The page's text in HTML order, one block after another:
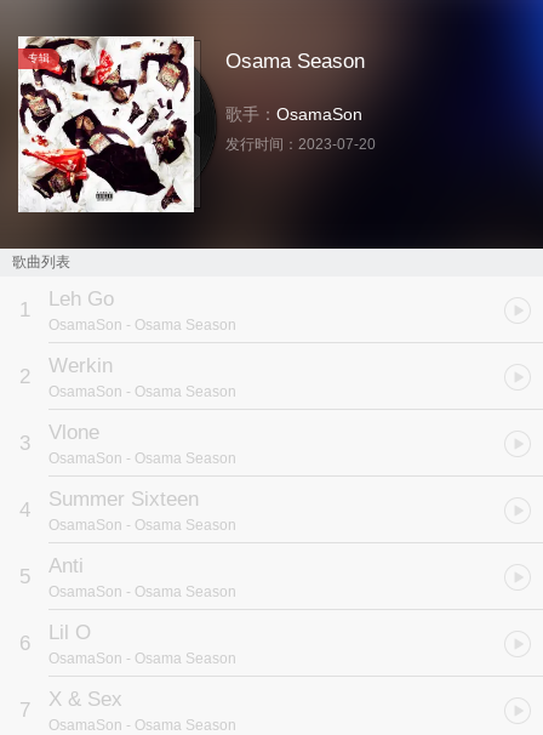
专辑 Osama Season
歌手： OsamaSon
发行时间： 2023-07-20
歌曲列表
1 Leh Go
OsamaSon - Osama Season
2 Werkin
OsamaSon - Osama Season
3 Vlone
OsamaSon - Osama Season
4 Summer Sixteen
OsamaSon - Osama Season
5 Anti
OsamaSon - Osama Season
6 Lil O
OsamaSon - Osama Season
7 X & Sex
OsamaSon - Osama Season